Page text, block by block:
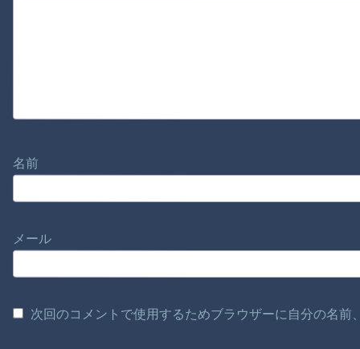
名前
メール
次回のコメントで使用するためブラウザーに自分の名